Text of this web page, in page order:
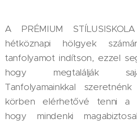
A PRÉMIUM
hétköznapi hölgyek
tanfolyamot indítson, ezzel
hogy megtalálják
Tanfolyamainkkal
körben elérhetővé tenni a
hogy mindenki